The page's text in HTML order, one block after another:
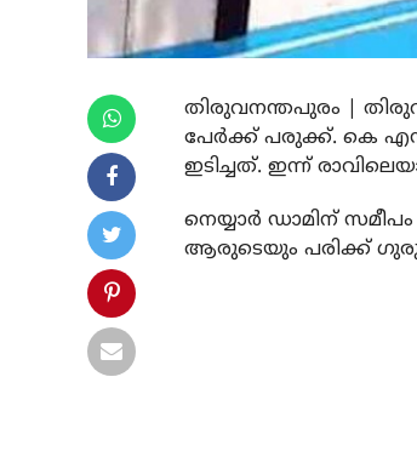
തിരുവനന്തപുരം |
പേര്‍ക്ക് പരുക്ക്. കെ
ഇടിച്ചത്. ഇന്ന്
നെയ്യാര്‍ ഡാമിന്
ആരുടെയും പരിക്ക്